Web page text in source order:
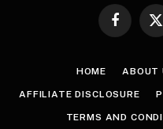
Facebook
X
HOME ABOUT
AFFILIATE DISCLOSURE
TERMS AND